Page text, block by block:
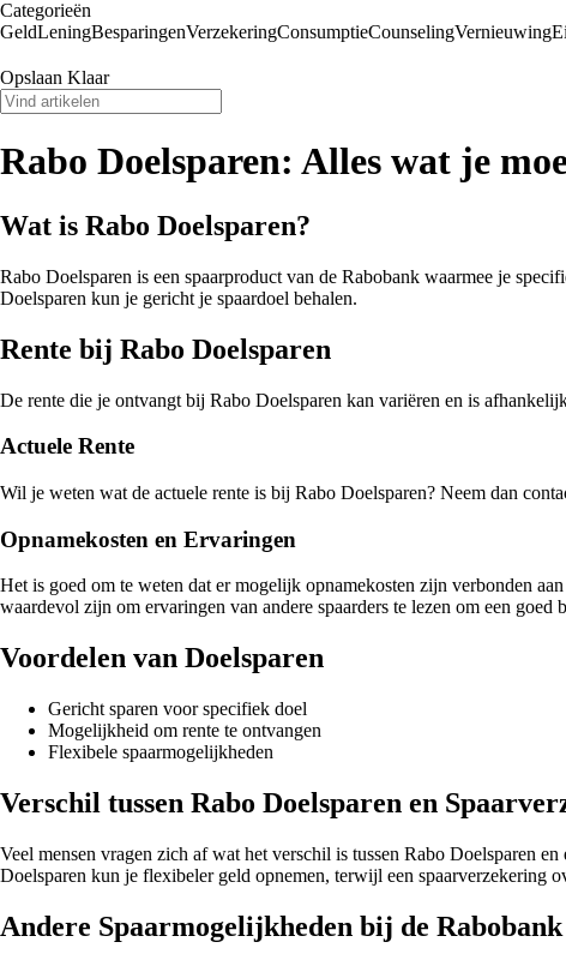
Categorieën
GeldLeningBesparingenVerzekeringConsumptieCounselingVernieuwing
Opslaan Klaar
Rabo Doelsparen: Alles wat je
Wat is Rabo Doelsparen?
Rabo Doelsparen is een spaarproduct van de Rabobank waarmee je
Doelsparen kun je gericht je spaardoel behalen.
Rente bij Rabo Doelsparen
De rente die je ontvangt bij Rabo Doelsparen kan variëren en is
Actuele Rente
Wil je weten wat de actuele rente is bij Rabo Doelsparen? Neem dan
Opnamekosten en Ervaringen
Het is goed om te weten dat er mogelijk opnamekosten zijn verbonden
waardevol zijn om ervaringen van andere spaarders te lezen om een goed
Voordelen van Doelsparen
Gericht sparen voor specifiek doel
Mogelijkheid om rente te ontvangen
Flexibele spaarmogelijkheden
Verschil tussen Rabo Doelsparen en
Veel mensen vragen zich af wat het verschil is tussen Rabo Doelsparen
Doelsparen kun je flexibeler geld opnemen, terwijl een spaarverzekering
Andere Spaarmogelijkheden bij de Rabobank